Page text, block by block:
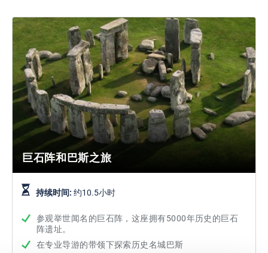
巨石阵和巴斯之旅
持续时间: 约10.5小时
参观举世闻名的巨石阵，这座拥有5000年历史的巨石
阵遗址。
在专业导游的带领下探索历史名城巴斯